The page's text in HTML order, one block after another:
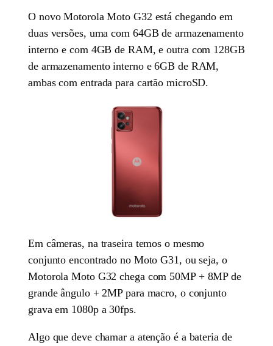
O novo Motorola Moto G32 está chegando em
duas versões, uma com 64GB de armazenamento
interno e com 4GB de RAM, e outra com 128GB
de armazenamento interno e 6GB de RAM,
ambas com entrada para cartão microSD.
Em câmeras, na traseira temos o mesmo
conjunto encontrado no Moto G31, ou seja, o
Motorola Moto G32 chega com 50MP + 8MP de
grande ângulo + 2MP para macro, o conjunto
grava em 1080p a 30fps.
Algo que deve chamar a atenção é a bateria de